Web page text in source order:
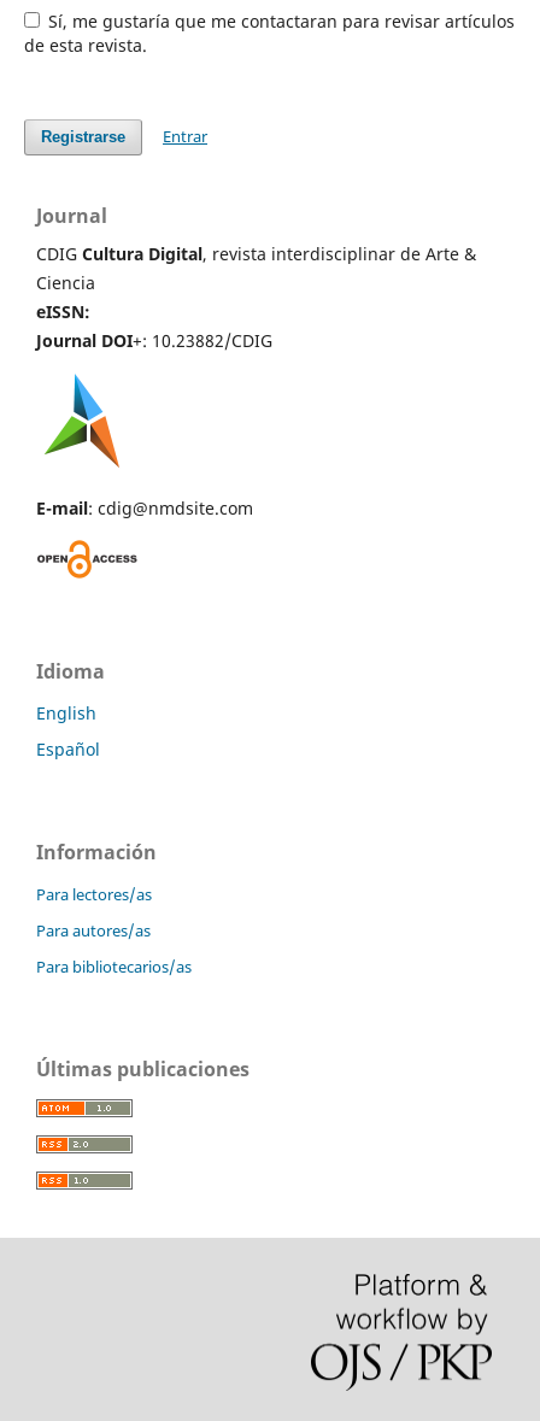
Sí, me gustaría que me contactaran para revisar artículos
de esta revista.
Registrarse Entrar
Journal
CDIG Cultura Digital, revista interdisciplinar de Arte &
Ciencia
eISSN:
Journal DOI+: 10.23882/CDIG
E-mail: cdig@nmdsite.com
Idioma
English
Español
Información
Para lectores/as
Para autores/as
Para bibliotecarios/as
Últimas publicaciones